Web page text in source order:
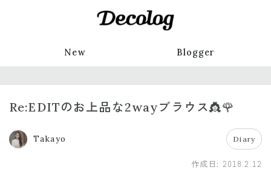
New Blogger
Re:EDITのお上品な2wayブラウス👸🌹
Takayo Diary
作成日: 2018.2.12